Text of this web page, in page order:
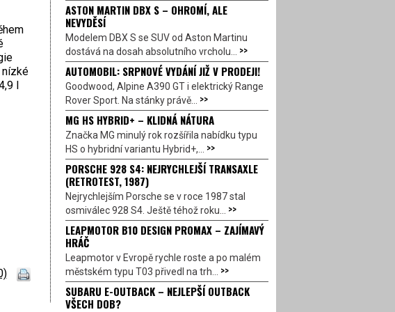
nízké
l
ASTON MARTIN DBX S – OHROMÍ, ALE
NEVYDĚSÍ
Modelem DBX S se SUV od Aston Martinu
dostává na dosah absolutního vrcholu... >>
AUTOMOBIL: SRPNOVÉ VYDÁNÍ JIŽ V PRODEJI!
Goodwood, Alpine A390 GT i elektrický Range
Rover Sport. Na stánky právě... >>
MG HS HYBRID+ – KLIDNÁ NÁTURA
Značka MG minulý rok rozšířila nabídku typu
HS o hybridní variantu Hybrid+,... >>
PORSCHE 928 S4: NEJRYCHLEJŠÍ TRANSAXLE
(RETROTEST, 1987)
Nejrychlejším Porsche se v roce 1987 stal
osmiválec 928 S4. Ještě téhož roku... >>
LEAPMOTOR B10 DESIGN PROMAX – ZAJÍMAVÝ
HRÁČ
Leapmotor v Evropě rychle roste a po malém
městském typu T03 přivedl na trh... >>
SUBARU E-OUTBACK – NEJLEPŠÍ OUTBACK
VŠECH DOB?